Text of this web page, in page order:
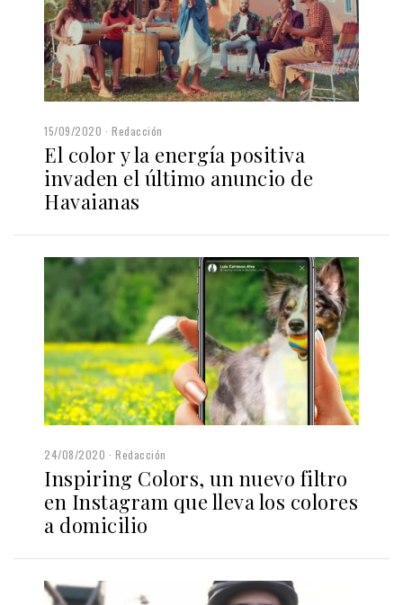
15/09/2020 Redacción
El color y la energía positiva
invaden el último anuncio de
Havaianas
24/08/2020 Redacción
Inspiring Colors, un nuevo filtro
en Instagram que lleva los colores
a domicilio